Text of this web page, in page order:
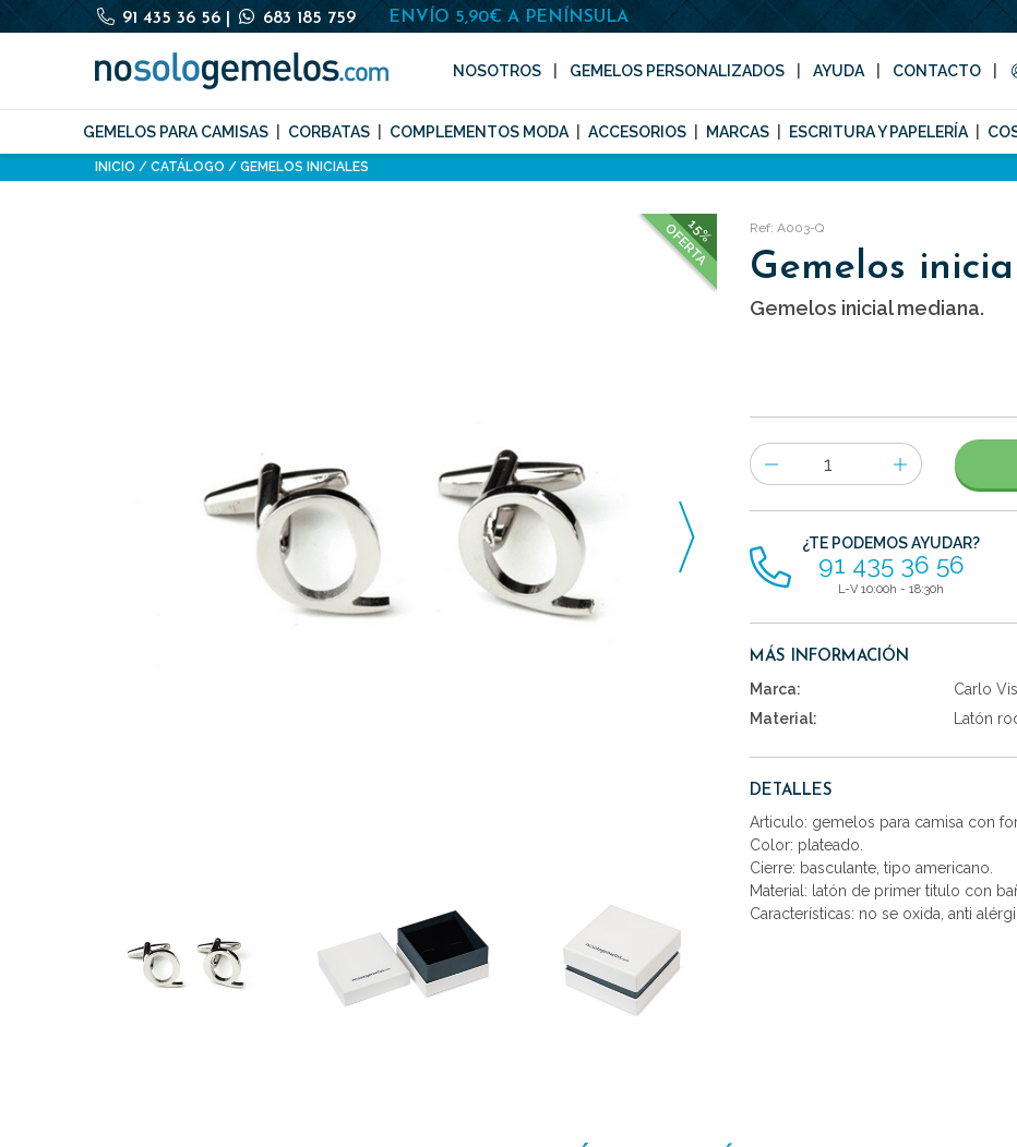
91 435 36 56 683 185 759 ENVÍO 5,90€ A PENÍNSULA
NOSOTROS GEMELOS PERSONALIZADOS AYUDA CONTACTO
GEMELOS PARA CAMISAS CORBATAS COMPLEMENTOS MODA ACCESORIOS MARCAS ESCRITURA Y PAPELERÍA
INICIO CATÁLOGO GEMELOS INICIALES
15%
OFERTA Ref: A003-Q
Gemelos
Gemelos inicial mediana.
Número
de
artículos
¿TE PODEMOS AYUDAR?
91 435 36 56
L-V 10:00h - 18:30h
MÁS INFORMACIÓN
Marca:
Carlo
Material:
Latón
DETALLES
Articulo: gemelos para camisa con
Color: plateado.
Cierre: basculante, tipo americano.
Material: latón de primer titulo con
Características: no se oxida, anti